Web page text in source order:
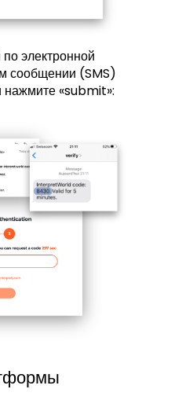
электронной
сообщении (SMS)
нажмите «submit»: